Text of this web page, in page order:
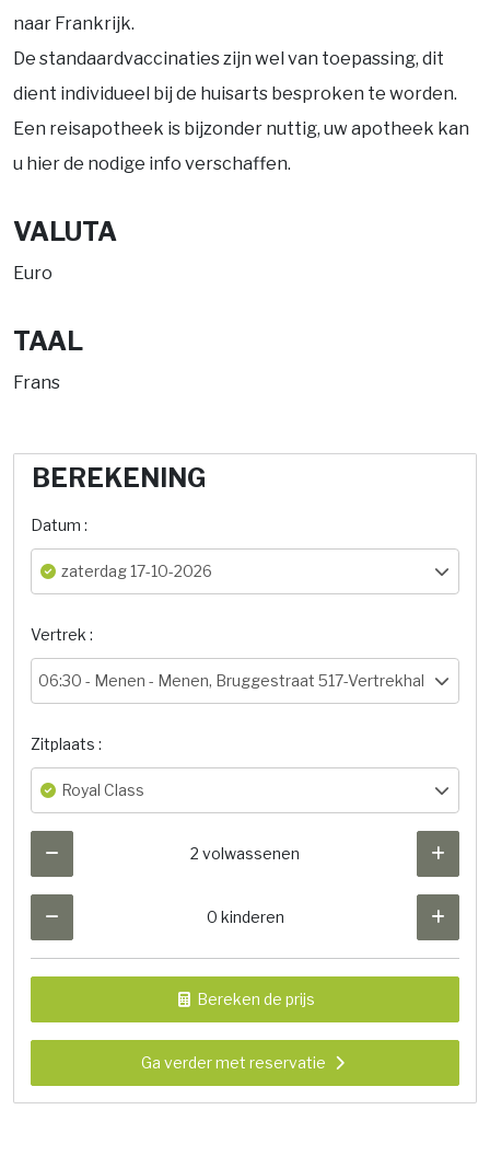
naar Frankrijk.
De standaardvaccinaties zijn wel van toepassing, dit
dient individueel bij de huisarts besproken te worden.
Een reisapotheek is bijzonder nuttig, uw apotheek kan
u hier de nodige info verschaffen.
VALUTA
Euro
TAAL
Frans
BEREKENING
Datum :
zaterdag 17-10-2026
Vertrek :
06:30 - Menen - Menen, Bruggestraat 517-Vertrekhal
Zitplaats :
Royal Class
2 volwassenen
0 kinderen
Bereken de prijs
Ga verder met reservatie